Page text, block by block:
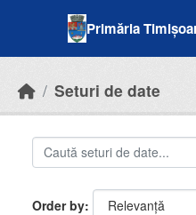
Primăria
Seturi de date
Order by